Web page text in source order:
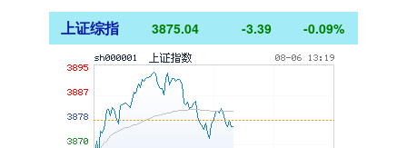
上证综指 3875.04 -3.39 -0.09%